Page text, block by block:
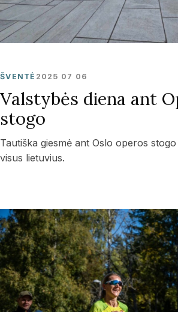
ŠVENTĖ 2025 07 06
Valstybės diena ant
stogo
Tautiška giesmė ant Oslo operos
visus lietuvius.